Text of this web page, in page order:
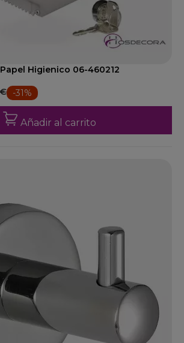
Higienico 06-460212
-31%
Añadir al carrito